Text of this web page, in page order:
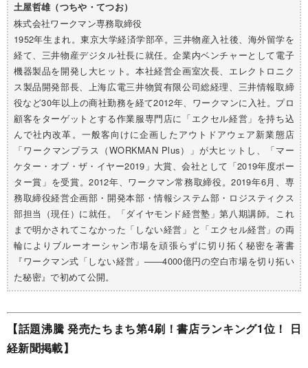
土屋哲雄（つちや・てつお）
株式会社ワークマン専務取締役
1952年生まれ。東京大学経済学部卒。三井物産入社後、海外留学を
経て、三井物産デジタル社長に就任。企業内ベンチャーとして電子
機器製品を開発し大ヒット。本社経営企画室次長、エレクトロニク
ス製品開発部長、上海広電三井物貿有限公司総経理、三井情報取締
役など30年以上の商社勤務を経て2012年、ワークマンに入社。プロ
顧客をターゲットとする作業服専門店に「エクセル経営」を持ち込
んで社内改革。一般客向けに企画したアウトドアウェア新業態店
「ワークマンプラス（WORKMAN Plus）」が大ヒットし、「マー
ケター・オブ・ザ・イヤー2019」大賞、会社として「2019年度ポー
ター賞」を受賞。2012年、ワークマン常務取締役。2019年6月、専
務取締役経営企画部・開発本部・情報システム部・ロジスティクス
部担当（現任）に就任。「ダイヤモンド経営塾」第八期講師。これ
まで明かされてこなかった「しない経営」と「エクセル経営」の両
輪によりブルーオーシャン市場を頑張らずに切り拓く秘密を著書
『ワークマン式「しない経営」――4000億円の空白市場を切り拓い
た秘密』で初めて公開。
【話題沸騰 発売たちまち第4刷！書店ランキング1位！ 日
経新聞掲載】